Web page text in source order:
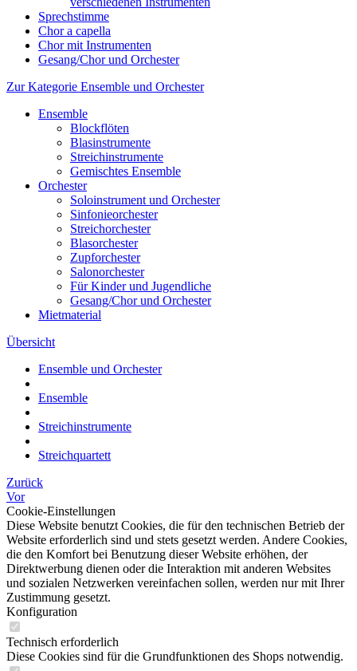
Sprechstimme
Chor a capella
Chor mit Instrumenten
Gesang/Chor und Orchester
Zur Kategorie Ensemble und Orchester
Ensemble
Blockflöten
Blasinstrumente
Streichinstrumente
Gemischtes Ensemble
Orchester
Soloinstrument und Orchester
Sinfonieorchester
Streichorchester
Blasorchester
Zupforchester
Salonorchester
Für Kinder und Jugendliche
Gesang/Chor und Orchester
Mietmaterial
Übersicht
Ensemble und Orchester
Ensemble
Streichinstrumente
Streichquartett
Zurück
Vor
Cookie-Einstellungen
Diese Website benutzt Cookies, die für den technischen Betrieb der
Website erforderlich sind und stets gesetzt werden. Andere Cookies,
die den Komfort bei Benutzung dieser Website erhöhen, der
Direktwerbung dienen oder die Interaktion mit anderen Websites
und sozialen Netzwerken vereinfachen sollen, werden nur mit Ihrer
Zustimmung gesetzt.
Konfiguration
Technisch erforderlich
Diese Cookies sind für die Grundfunktionen des Shops notwendig.